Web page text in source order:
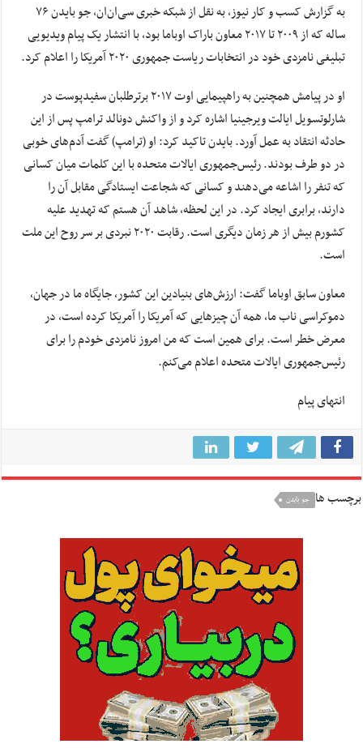
به گزارش کسب و کار نیوز، به نقل از شبکه خبری سی‌ان‌ان، جو بایدن ۷۶
ساله که از ۲۰۰۹ تا ۲۰۱۷ معاون باراک اوباما بود، با انتشار یک پیام ویدیویی
تبلیغی نامزدی خود در انتخابات ریاست جمهوری ۲۰۲۰ آمریکا را اعلام کرد.
او در پیامش همچنین به راهپیمایی اوت ۲۰۱۷ برترطلبان سفیدپوست در
شارلوتسویل ایالت ویرجینیا اشاره کرد و از واکنش دونالد ترامپ پس از این
حادثه انتقاد به عمل آورد. بایدن تاکید کرد: او (ترامپ) گفت آدم‌های خوبی
در دو طرف بودند. رئیس‌جمهوری ایالات متحده با این کلمات میان کسانی
که تنفر را اشاعه می‌دهند و کسانی که شجاعت ایستادگی مقابل آن را
دارند، برابری ایجاد کرد. در این لحظه، شاهد آن هستم که تهدید علیه
کشورم بیش از هر زمان دیگری است. رقابت ۲۰۲۰ نبردی بر سر روح این ملت
است.
معاون سابق اوباما گفت: ارزش‌های بنیادین این کشور، جایگاه ما در جهان،
دموکراسی ناب ما، همه‌ آن چیزهایی که آمریکا را آمریکا کرده است، در
معرض خطر است. برای همین است که من امروز نامزدی خودم را برای
رئیس‌جمهوری ایالات متحده اعلام می‌کنم.
انتهای پیام
برچسب ها جو بایدن